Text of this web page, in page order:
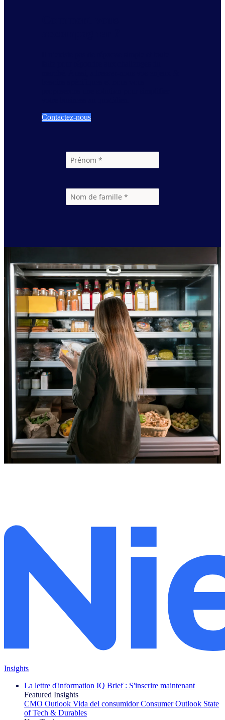
Contactez-nous
Insights
La lettre d'information IQ Brief : S'inscrire maintenant
Featured Insights
CMO Outlook Vida del consumidor Consumer Outlook State
of Tech & Durables